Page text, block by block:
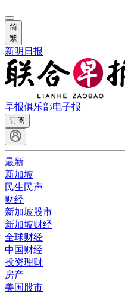
简
繁
新明日报
早报俱乐部电子报
订阅
最新
新加坡
民生民声
财经
新加坡股市
新加坡财经
全球财经
中国财经
投资理财
房产
美国股市